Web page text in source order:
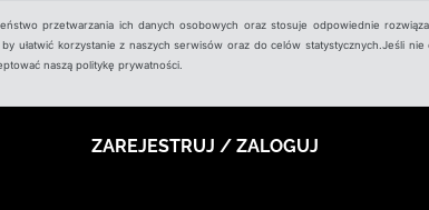
przetwarzania ich danych osobowych oraz stosuje odpowiednie
ułatwić korzystanie z naszych serwisów oraz do celów statystycznych.Jeśli nie
naszą politykę prywatności.
ZAREJESTRUJ / ZALOGUJ